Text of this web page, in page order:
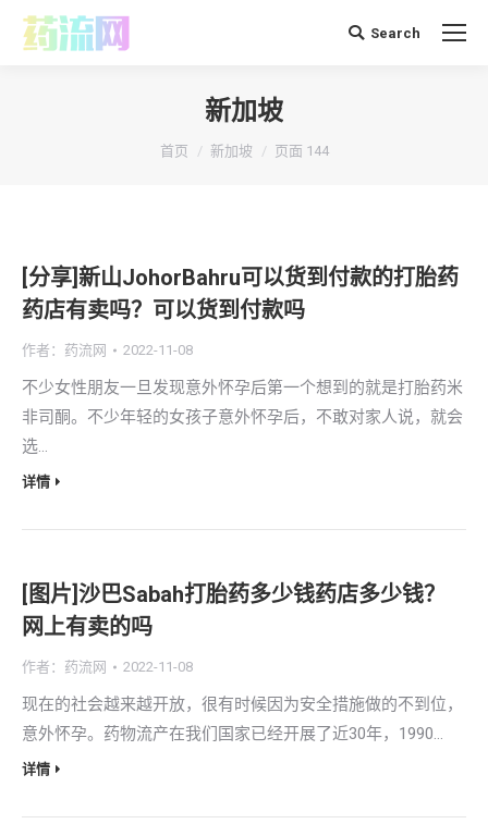
搜 Search
新加坡
你在这里：
首页 新加坡 页面 144
[分享]新山JohorBahru可以货到付款的打胎药
药店有卖吗？可以货到付款吗
作者： 药流网 2022-11-08
不少女性朋友一旦发现意外怀孕后第一个想到的就是打胎药米
非司酮。不少年轻的女孩子意外怀孕后，不敢对家人说，就会
选…
详情
[图片]沙巴Sabah打胎药多少钱药店多少钱？
网上有卖的吗
作者： 药流网 2022-11-08
现在的社会越来越开放，很有时候因为安全措施做的不到位，
意外怀孕。药物流产在我们国家已经开展了近30年，1990…
详情